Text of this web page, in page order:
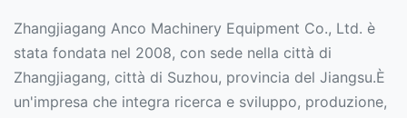
Zhangjiagang Anco Machinery Equipment Co., Ltd. è
stata fondata nel 2008, con sede nella città di
Zhangjiagang, città di Suzhou, provincia del Jiangsu.È
un'impresa che integra ricerca e sviluppo, produzione,